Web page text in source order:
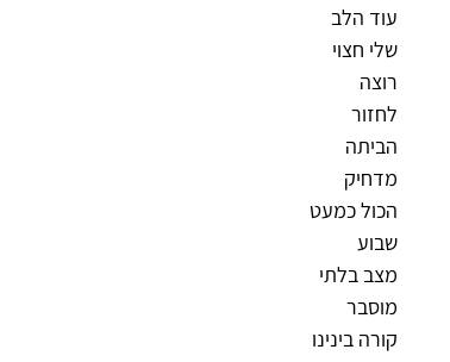
עוד הלב
שלי חצוי
רוצה
לחזור
הביתה
מדחיק
הכול כמעט
שבוע
מצב בלתי
מוסבר
קורה בינינו